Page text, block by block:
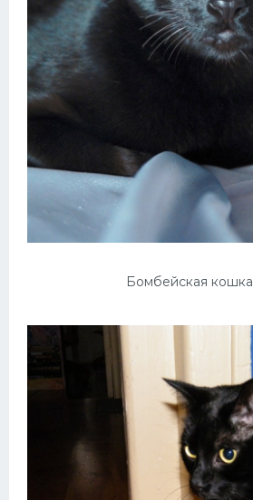
Бомбейская кошка